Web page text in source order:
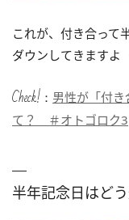
これが、付き合って
ダウンしてきますよ
Check!： 男性が「付
て？ ＃オトゴロク3
半年記念日はど